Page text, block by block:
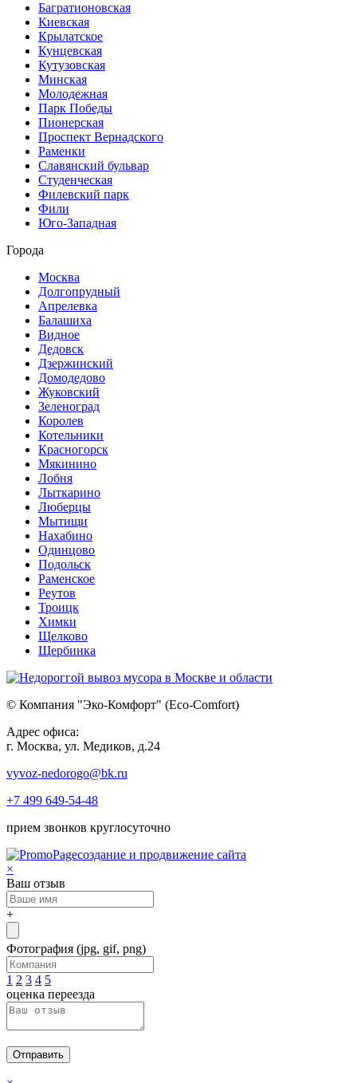
Багратионовская
Киевская
Крылатское
Кунцевская
Кутузовская
Минская
Молодежная
Парк Победы
Пионерская
Проспект Вернадского
Раменки
Славянский бульвар
Студенческая
Филевский парк
Фили
Юго-Западная
Города
Москва
Долгопрудный
Апрелевка
Балашиха
Видное
Дедовск
Дзержинский
Домодедово
Жуковский
Зеленоград
Королев
Котельники
Красногорск
Мякинино
Лобня
Лыткарино
Люберцы
Мытищи
Нахабино
Одинцово
Подольск
Раменское
Реутов
Троицк
Химки
Щелково
Щербинка
© Компания "Эко-Комфорт" (Eco-Comfort)
Адрес офиса:
г. Москва, ул. Медиков, д.24
vyvoz-nedorogo@bk.ru
+7 499 649-54-48
прием звонков круглосуточно
создание и продвижение сайта
×
Ваш отзыв
+
Фотография (jpg, gif, png)
1 2 3 4 5
оценка переезда
Отправить